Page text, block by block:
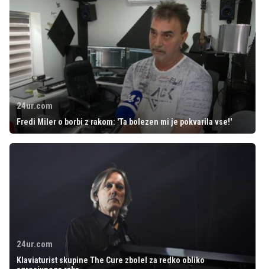
24ur.com
Fredi Miler o borbi z rakom: 'Ta bolezen mi je pokvarila vse!'
24ur.com
Klaviaturist skupine The Cure zbolel za redko obliko